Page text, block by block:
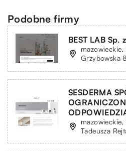
Podobne firmy
BEST LAB Sp.
Grzybowska
SESDERMA
Tadeusza